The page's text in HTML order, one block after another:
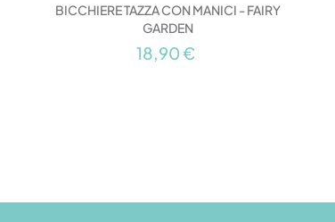
BICCHIERE TAZZA CON MANICI - FAIRY
GARDEN
18,90 €